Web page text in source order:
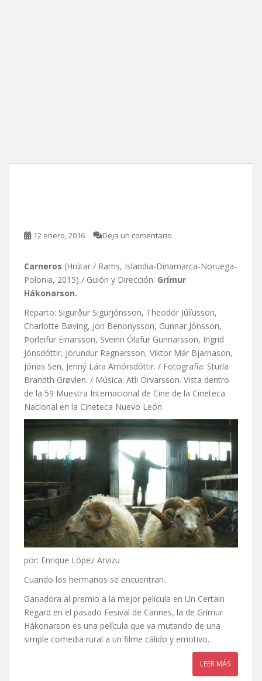
12 enero, 2016 Deja un comentario
Carneros (Hrútar / Rams, Islandia-Dinamarca-Noruega-
Polonia, 2015) / Guión y Dirección: Grímur
Hákonarson.
Reparto: Sigurður Sigurjónsson, Theodór Júlíusson,
Charlotte Bøving, Jon Benonysson, Gunnar Jónsson,
Þorleifur Einarsson, Sveinn Ólafur Gunnarsson, Ingrid
Jónsdóttir, Jörundur Ragnarsson, Viktor Már Bjarnason,
Jónas Sen, Jenný Lára Arnórsdóttir. / Fotografía: Sturla
Brandth Grøvlen. / Música: Atli Örvarsson. Vista dentro
de la 59 Muestra Internacional de Cine de la Cineteca
Nacional en la Cineteca Nuevo León.
por: Enrique López Arvizu
Cuando los hermanos se encuentran.
Ganadora al premio a la mejor película en Un Certain
Regard en el pasado Fesival de Cannes, la de Grímur
Hákonarson es una película que va mutando de una
simple comedia rural a un filme cálido y emotivo.
LEER MÁS